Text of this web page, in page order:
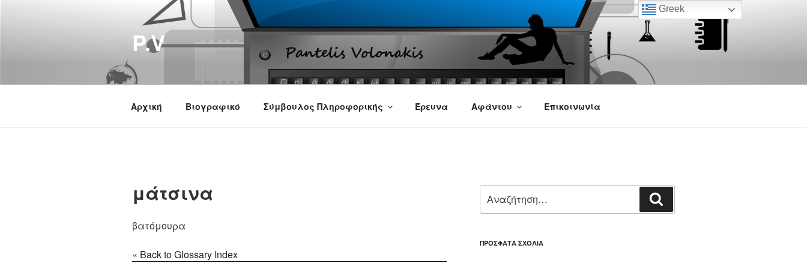
P.V
Αρχική Βιογραφικό Σύμβουλος Πληροφορικής Έρευνα Αφάντου Επικοινωνία
μάτσινα
βατόμουρα
« Back to Glossary Index
για:
ΠΡΌΣΦΑΤΑ ΣΧΌΛΙΑ
Greek